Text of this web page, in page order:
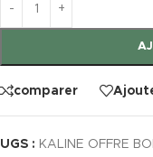
comparer
UGS : KALINE OFFRE